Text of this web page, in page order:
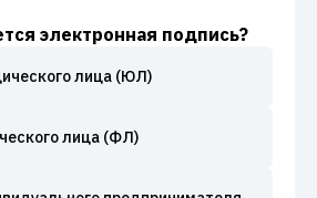
электронная подпись?
лица (ЮЛ)
лица (ФЛ)